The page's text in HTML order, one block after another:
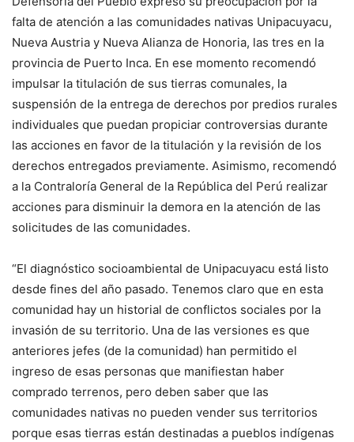
falta de atención a las comunidades nativas Unipacuyacu,
Nueva Austria y Nueva Alianza de Honoria, las tres en la
provincia de Puerto Inca. En ese momento recomendó
impulsar la titulación de sus tierras comunales, la
suspensión de la entrega de derechos por predios rurales
individuales que puedan propiciar controversias durante
las acciones en favor de la titulación y la revisión de los
derechos entregados previamente. Asimismo, recomendó
a la Contraloría General de la República del Perú realizar
acciones para disminuir la demora en la atención de las
solicitudes de las comunidades.
“El diagnóstico socioambiental de Unipacuyacu está listo
desde fines del año pasado. Tenemos claro que en esta
comunidad hay un historial de conflictos sociales por la
invasión de su territorio. Una de las versiones es que
anteriores jefes (de la comunidad) han permitido el
ingreso de esas personas que manifiestan haber
comprado terrenos, pero deben saber que las
comunidades nativas no pueden vender sus territorios
porque esas tierras están destinadas a pueblos indígenas